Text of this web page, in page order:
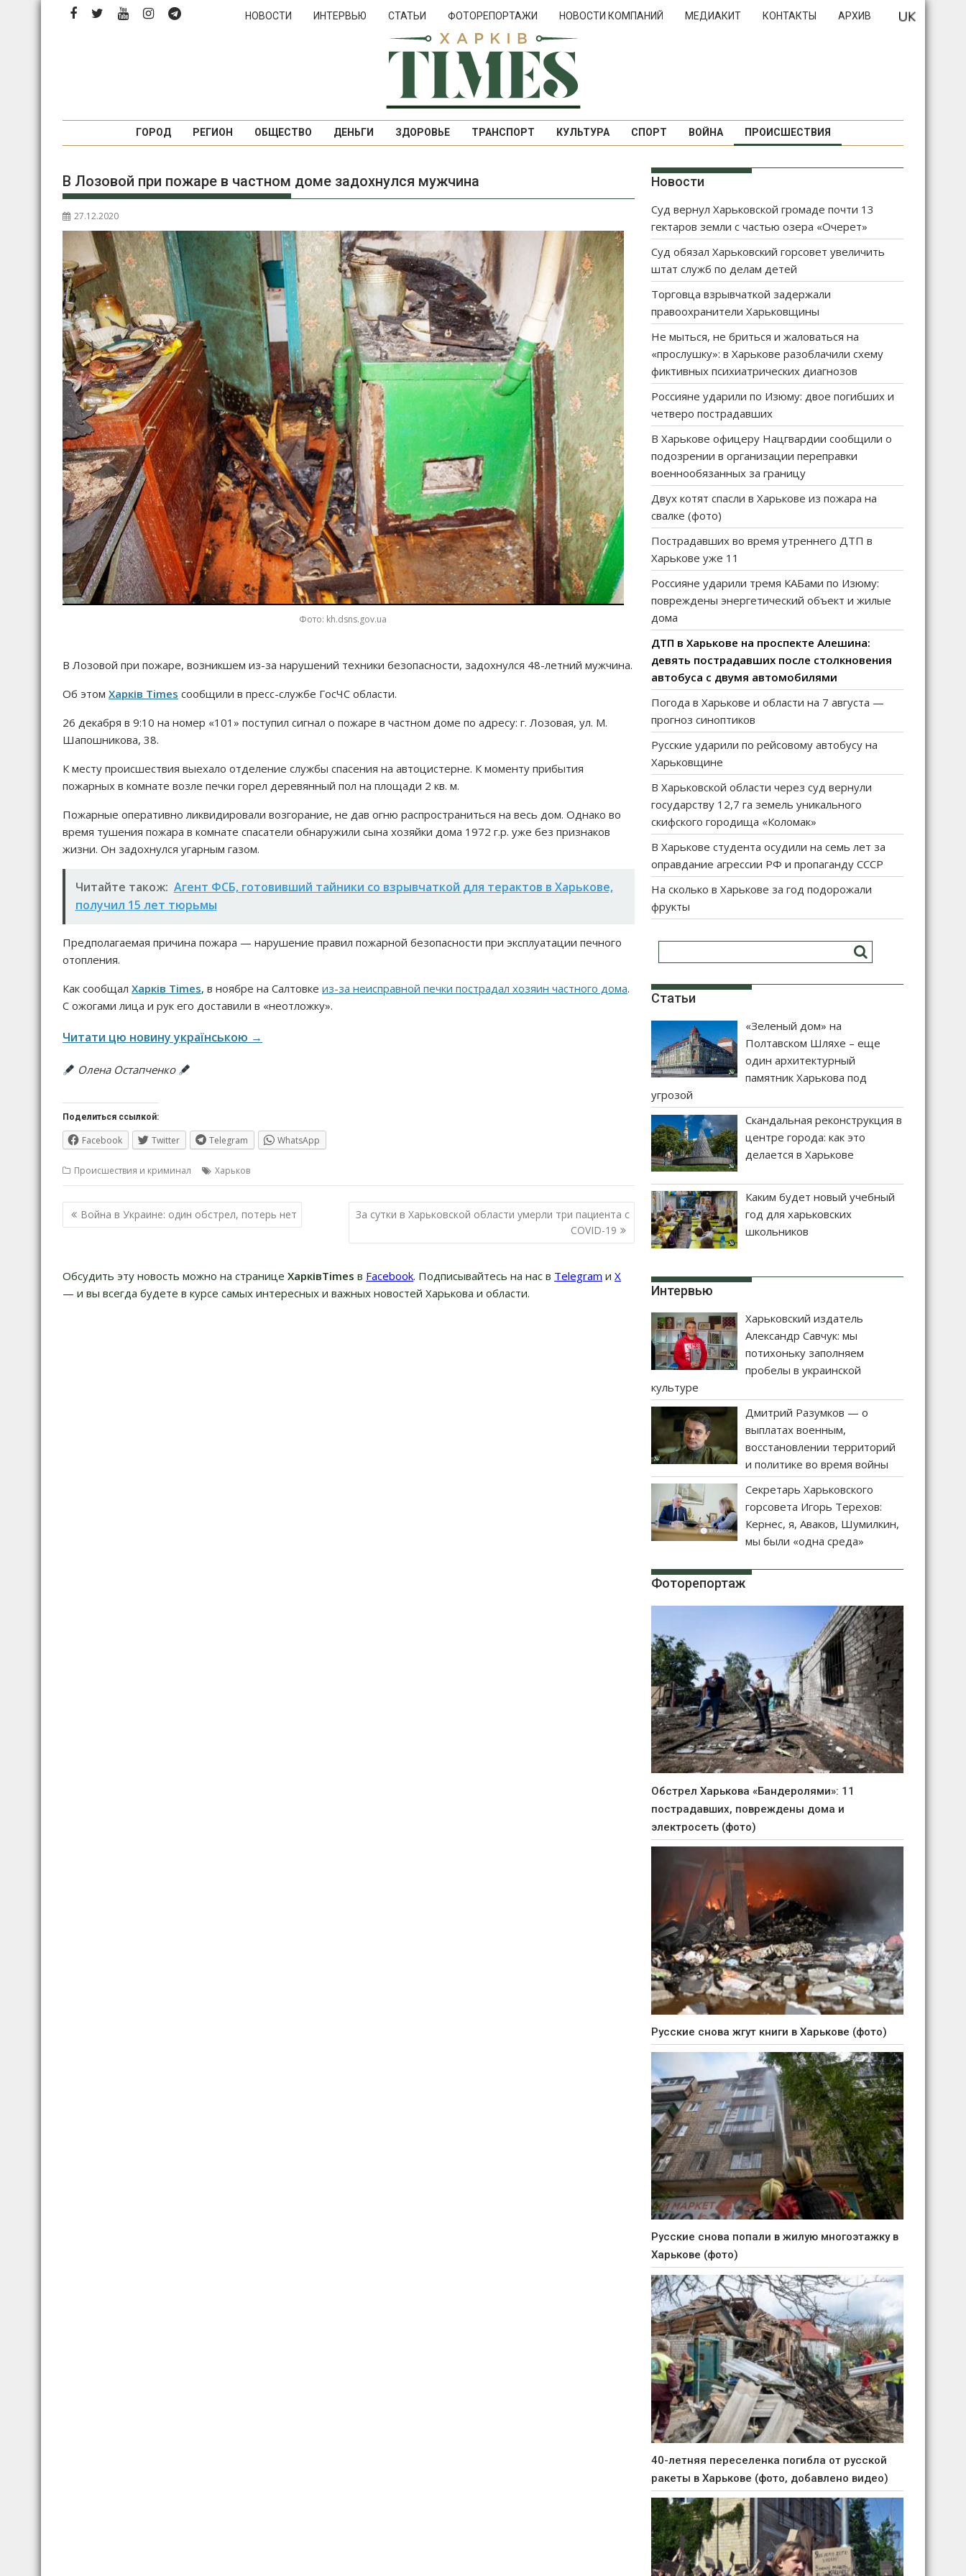
Перейти
НОВОСТИ ИНТЕРВЬЮ СТАТЬИ ФОТОРЕПОРТАЖИ НОВОСТИ КОМПАНИЙ МЕДИАКИТ КОНТАКТЫ АРХИВ
ГОРОД РЕГИОН ОБЩЕСТВО ДЕНЬГИ ЗДОРОВЬЕ ТРАНСПОРТ КУЛЬТУРА СПОРТ ВОЙНА ПРОИСШЕСТВИЯ
В Лозовой при пожаре в частном доме задохнулся мужчина
27.12.2020
Фото: kh.dsns.gov.ua
В Лозовой при пожаре, возникшем из-за нарушений техники безопасности, задохнулся 48-летний мужчина.
Об этом Харків Times сообщили в пресс-службе ГосЧС области.
26 декабря в 9:10 на номер «101» поступил сигнал о пожаре в частном доме по адресу: г. Лозовая, ул. М.
Шапошникова, 38.
К месту происшествия выехало отделение службы спасения на автоцистерне. К моменту прибытия
пожарных в комнате возле печки горел деревянный пол на площади 2 кв. м.
Пожарные оперативно ликвидировали возгорание, не дав огню распространиться на весь дом. Однако во
время тушения пожара в комнате спасатели обнаружили сына хозяйки дома 1972 г.р. уже без признаков
жизни. Он задохнулся угарным газом.
Читайте також: Агент ФСБ, готовивший тайники со взрывчаткой для терактов в Харькове,
получил 15 лет тюрьмы
Предполагаемая причина пожара — нарушение правил пожарной безопасности при эксплуатации печного
отопления.
Как сообщал Харків Times, в ноябре на Салтовке из-за неисправной печки пострадал хозяин частного дома.
С ожогами лица и рук его доставили в «неотложку».
Читати цю новину українською →
Олена Остапченко
Поделиться ссылкой:
Facebook Twitter Telegram WhatsApp
Происшествия и криминал Харьков
Навигация
по
Война в Украине: один обстрел, потерь нет
За сутки в Харьковской области умерли три пациента с
COVID-19
Обсудить эту новость можно на странице ХарківTimes в Facebook. Подписывайтесь на нас в Telegram и Х
— и вы всегда будете в курсе самых интересных и важных новостей Харькова и области.
Новости
Суд вернул Харьковской громаде почти 13
гектаров земли с частью озера «Очерет»
Суд обязал Харьковский горсовет увеличить
штат служб по делам детей
Торговца взрывчаткой задержали
правоохранители Харьковщины
Не мыться, не бриться и жаловаться на
«прослушку»: в Харькове разоблачили схему
фиктивных психиатрических диагнозов
Россияне ударили по Изюму: двое погибших и
четверо пострадавших
В Харькове офицеру Нацгвардии сообщили о
подозрении в организации переправки
военнообязанных за границу
Двух котят спасли в Харькове из пожара на
свалке (фото)
Пострадавших во время утреннего ДТП в
Харькове уже 11
Россияне ударили тремя КАБами по Изюму:
повреждены энергетический объект и жилые
дома
ДТП в Харькове на проспекте Алешина:
девять пострадавших после столкновения
автобуса с двумя автомобилями
Погода в Харькове и области на 7 августа —
прогноз синоптиков
Русские ударили по рейсовому автобусу на
Харьковщине
В Харьковской области через суд вернули
государству 12,7 га земель уникального
скифского городища «Коломак»
В Харькове студента осудили на семь лет за
оправдание агрессии РФ и пропаганду СССР
На сколько в Харькове за год подорожали
фрукты
Статьи
«Зеленый дом» на
Полтавском Шляхе – еще
один архитектурный
памятник Харькова под
угрозой
Скандальная реконструкция в
центре города: как это
делается в Харькове
Каким будет новый учебный
год для харьковских
школьников
Интервью
Харьковский издатель
Александр Савчук: мы
потихоньку заполняем
пробелы в украинской
культуре
Дмитрий Разумков — о
выплатах военным,
восстановлении территорий
и политике во время войны
Секретарь Харьковского
горсовета Игорь Терехов:
Кернес, я, Аваков, Шумилкин,
мы были «одна среда»
Фоторепортаж
Обстрел Харькова «Бандеролями»: 11
пострадавших, повреждены дома и
электросеть (фото)
Русские снова жгут книги в Харькове (фото)
Русские снова попали в жилую многоэтажку в
Харькове (фото)
40-летняя переселенка погибла от русской
ракеты в Харькове (фото, добавлено видео)